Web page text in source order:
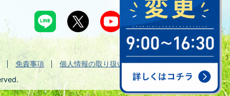
免責事項
個人情報の取り扱い